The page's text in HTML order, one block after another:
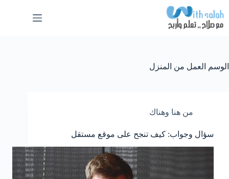
إلى
المحتوى
الوسم العمل من المنزل
من هنا وهناك
سؤال وجواب: كيف تنجح على موقع مستقل